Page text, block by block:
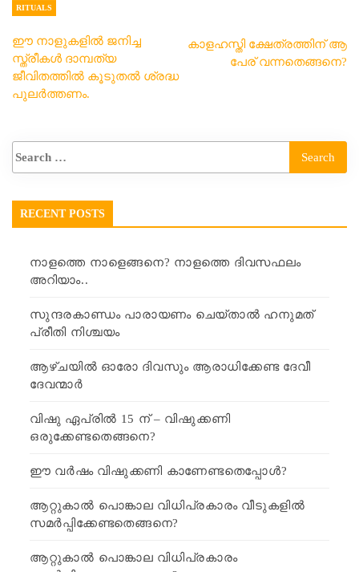
RITUALS
ഈ നാളുകളിൽ ജനിച്ച
സ്ത്രീകൾ ദാമ്പത്യ
ജീവിതത്തിൽ കൂടുതൽ ശ്രദ്ധ
പുലർത്തണം.
കാളഹസ്തി ക്ഷേത്രത്തിന് ആ
പേര് വന്നതെങ്ങനെ?
RECENT POSTS
നാളത്തെ നാളെങ്ങനെ? നാളത്തെ ദിവസഫലം
അറിയാം..
സുന്ദരകാണ്ഡം പാരായണം ചെയ്താൽ ഹനുമത്
പ്രീതി നിശ്ചയം
ആഴ്ചയിൽ ഓരോ ദിവസും ആരാധിക്കേണ്ട ദേവീ
ദേവന്മാർ
വിഷു ഏപ്രിൽ 15 ന് – വിഷുക്കണി
ഒരുക്കേണ്ടതെങ്ങനെ?
ഈ വർഷം വിഷുക്കണി കാണേണ്ടതെപ്പോൾ?
ആറ്റുകാൽ പൊങ്കാല വിധിപ്രകാരം വീടുകളിൽ
സമർപ്പിക്കേണ്ടതെങ്ങനെ?
ആറ്റുകാൽ പൊങ്കാല വിധിപ്രകാരം